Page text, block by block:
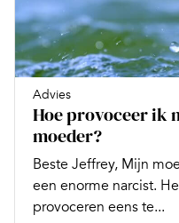
Advies
Hoe provoceer ik
moeder?
Beste Jeffrey, Mijn
een enorme narcist.
provoceren eens te...